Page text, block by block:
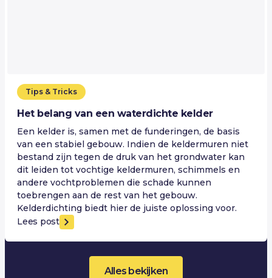
Tips & Tricks
Het belang van een waterdichte kelder
Een kelder is, samen met de funderingen, de basis
van een stabiel gebouw. Indien de keldermuren niet
bestand zijn tegen de druk van het grondwater kan
dit leiden tot vochtige keldermuren, schimmels en
andere vochtproblemen die schade kunnen
toebrengen aan de rest van het gebouw.
Kelderdichting biedt hier de juiste oplossing voor.
Lees post
Alles bekijken